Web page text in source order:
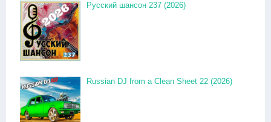
Русский шансон 237 (2026)
Russian DJ from a Clean Sheet 22 (2026)